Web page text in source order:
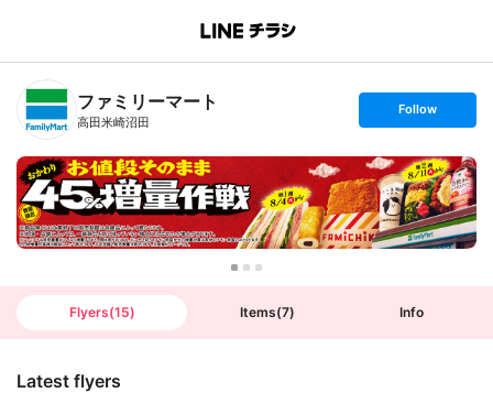
B
n
T
ファミリーマート
高田米崎沼田
s
t
o
l
l
o
w
Follow
Flyers(15) Items(7) Info
Latest flyers